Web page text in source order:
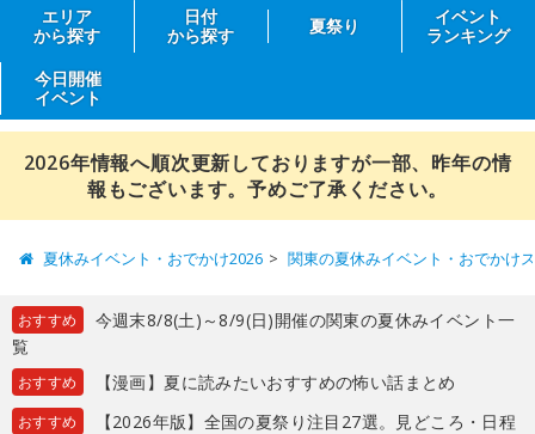
エリア
から探す
日付
から探す
夏祭り
イベント
ランキング
今日開催
イベント
2026年情報へ順次更新しておりますが一部、昨年の情
報もございます。予めご了承ください。
夏休みイベント・おでかけ2026 関東の夏休みイベント・おでかけ
おすすめ
今週末8/8(土)～8/9(日)開催の関東の夏休みイベント一
覧
おすすめ 【漫画】夏に読みたいおすすめの怖い話まとめ
おすすめ
【2026年版】全国の夏祭り注目27選。見どころ・日程